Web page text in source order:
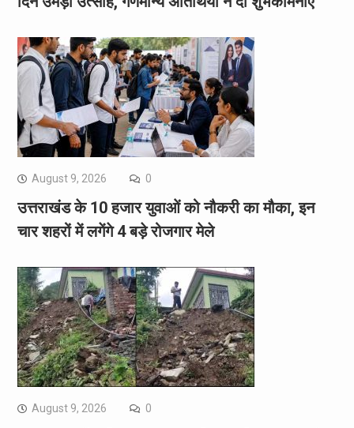
August 9, 2026 0
उत्तराखंड के 10 हजार युवाओं को नौकरी का मौका, इन
चार शहरों में लगेंगे 4 बड़े रोजगार मेले
August 9, 2026 0